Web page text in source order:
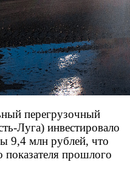
перегрузочный
Луга) инвестировало
9,4 млн рублей, что
прошлого